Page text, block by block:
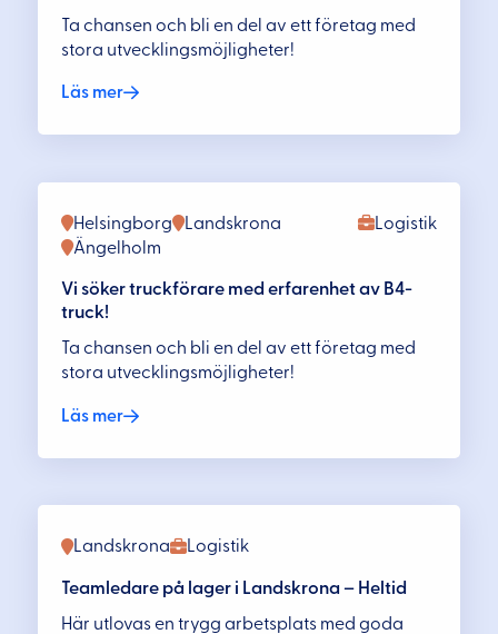
Ta chansen och bli en del av ett företag med
stora utvecklingsmöjligheter!
Läs mer
Logistik
Helsingborg
Landskrona
Ängelholm
Vi söker truckförare med erfarenhet av B4-
truck!
Ta chansen och bli en del av ett företag med
stora utvecklingsmöjligheter!
Läs mer
Logistik
Landskrona
Teamledare på lager i Landskrona – Heltid
Här utlovas en trygg arbetsplats med goda